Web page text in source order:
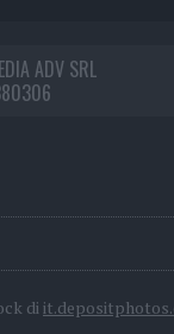
ADV SRL
di